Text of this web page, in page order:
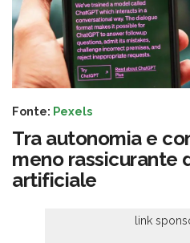
Fonte: Pexels
Tra autonomia e
meno rassicurante
artificiale